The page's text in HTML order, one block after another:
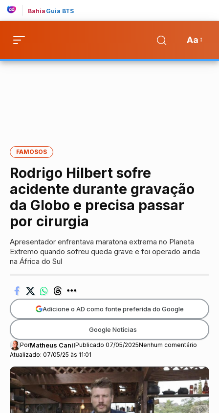
Bahia Guia BTS
Aa
FAMOSOS
Rodrigo Hilbert sofre
acidente durante gravação
da Globo e precisa passar
por cirurgia
Apresentador enfrentava maratona extrema no Planeta
Extremo quando sofreu queda grave e foi operado ainda
na África do Sul
Atualizado: 07/05/25 às 11:01
PorMatheus CanilPublicado 07/05/2025Nenhum comentário
Adicione o AD como fonte preferida do Google
Google Notícias